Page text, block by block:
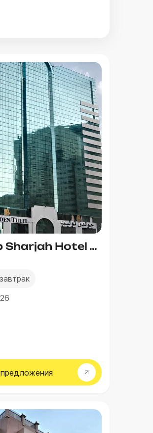
Golden Tulip Sharjah Hotel Apartments
предложения